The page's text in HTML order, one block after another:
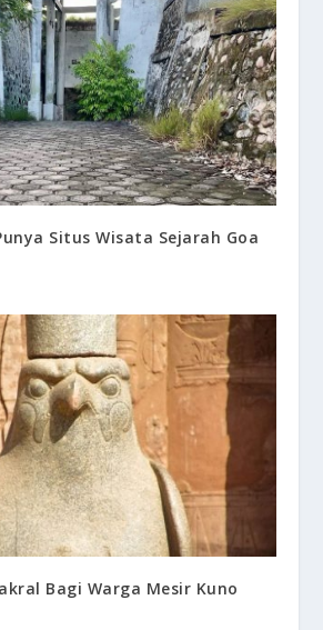
Situs Wisata Sejarah Goa
Bagi Warga Mesir Kuno